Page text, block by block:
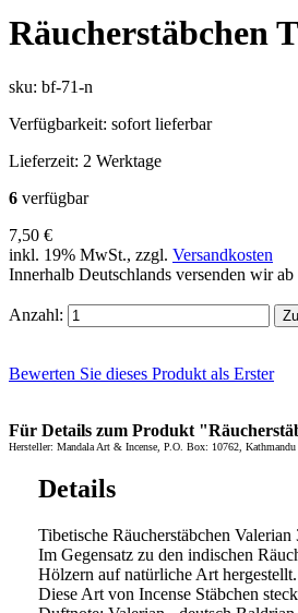
Räucherstäbchen
sku: bf-71-n
Verfügbarkeit: sofort lieferbar
Lieferzeit: 2 Werktage
6 verfügbar
7,50 €
inkl. 19% MwSt., zzgl. Versandkosten
Innerhalb Deutschlands versenden wir
Anzahl:
Bewerten Sie dieses Produkt als Erster
Für Details zum Produkt
Hersteller: Mandala Art & Incense, P.O. Box: 10762,
Details
Tibetische Räucherstäbchen
Im Gegensatz zu den indischen
Hölzern auf natürliche Art
Diese Art von Incense Stäbchen